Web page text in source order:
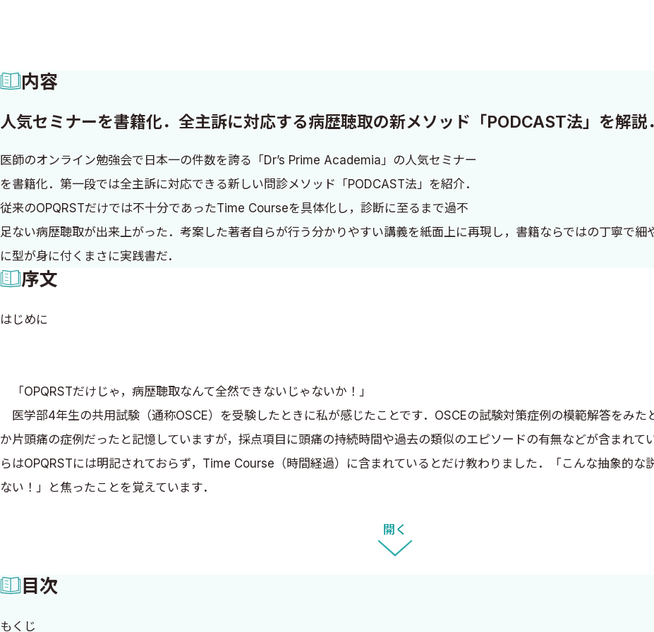
内容
人気セミナーを書籍化．全主訴に対応する病歴聴取の新メソッド「PODCAST法」を解説．
医師のオンライン勉強会で日本一の件数を誇る「Dr’s Prime Academia」の人気セミナー
を書籍化．第一段では全主訴に対応できる新しい問診メソッド「PODCAST法」を紹介．
従来のOPQRSTだけでは不十分であったTime Courseを具体化し，診断に至るまで過不
足ない病歴聴取が出来上がった．考案した著者自らが行う分かりやすい講義を紙面上に再現し，書籍ならではの丁寧で細
に型が身に付くまさに実践書だ．
序文
はじめに
「OPQRSTだけじゃ，病歴聴取なんて全然できないじゃないか！」
医学部4年生の共用試験（通称OSCE）を受験したときに私が感じたことです．OSCEの試験対策症例の模範解答をみた
か片頭痛の症例だったと記憶していますが，採点項目に頭痛の持続時間や過去の類似のエピソードの有無などが含まれて
らはOPQRSTには明記されておらず，Time Course（時間経過）に含まれているとだけ教わりました．「こんな抽象的な
ない！」と焦ったことを覚えています．
出して，医学生向けの勉強会に出席するようになりました．そこでは，臨床推論をいかに適切に行うかのセミナーが多数
の可能性を上下させる特異的な所見を理解することの重要性を学びました．そしてそこでも「Time Courseがとにかく大
会いました．しかし「Time Courseって何を聞けばいいの？」という疑問の解決には至りませんでした．
開く
目次
もくじ